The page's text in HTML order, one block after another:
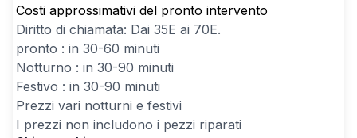
Costi approssimativi del pronto intervento
Diritto di chiamata: Dai 35E ai 70E.
pronto : in 30-60 minuti
Notturno : in 30-90 minuti
Festivo : in 30-90 minuti
Prezzi vari notturni e festivi
I prezzi non includono i pezzi riparati